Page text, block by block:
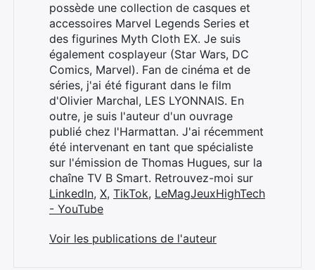
possède une collection de casques et
accessoires Marvel Legends Series et
des figurines Myth Cloth EX. Je suis
également cosplayeur (Star Wars, DC
Comics, Marvel). Fan de cinéma et de
séries, j'ai été figurant dans le film
d'Olivier Marchal, LES LYONNAIS. En
outre, je suis l'auteur d'un ouvrage
publié chez l'Harmattan. J'ai récemment
été intervenant en tant que spécialiste
sur l'émission de Thomas Hugues, sur la
chaîne TV B Smart. Retrouvez-moi sur
LinkedIn, X, TikTok, LeMagJeuxHighTech
- YouTube
Voir les publications de l'auteur